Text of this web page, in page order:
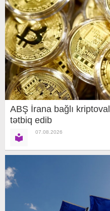
ABŞ İrana bağlı
tətbiq edib
07.08.2026